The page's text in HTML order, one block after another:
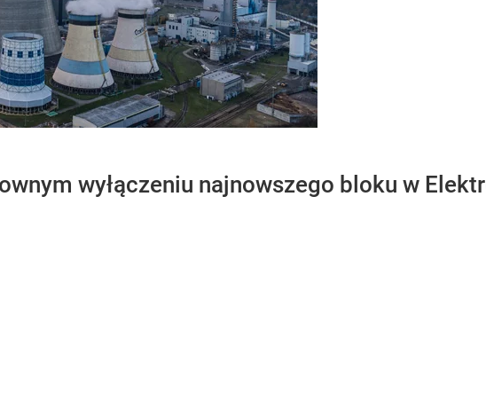
wyłączeniu najnowszego bloku w